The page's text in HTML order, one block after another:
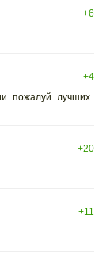
+6
+4
пожалуй лучших
+20
+11